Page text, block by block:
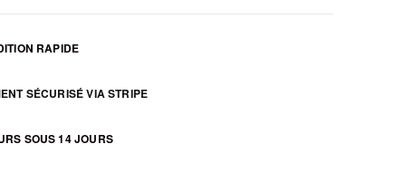
RAPIDE
SÉCURISÉ VIA STRIPE
SOUS 14 JOURS